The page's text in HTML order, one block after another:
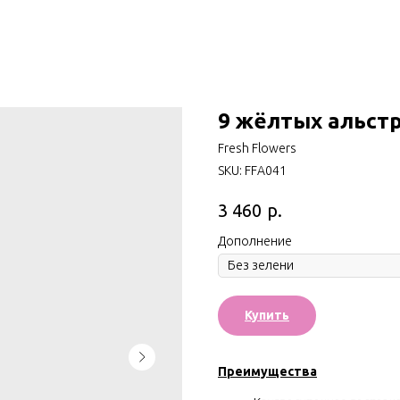
9 жёлтых
Fresh Flowers
SKU: FFA041
3 460 р.
Дополнениe
Купить
Преимущества